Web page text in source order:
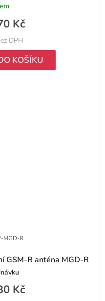
DPH
Kč
KOŠÍKU
GSM-R anténa MGD-R
Kč
MGD-R